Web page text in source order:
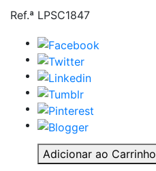
Ref.ª LPSC1847
Adicionar ao Carrinho